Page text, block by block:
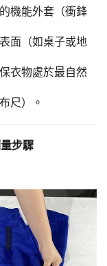
機能外套（衝鋒
面（如桌子或地
衣物處於最自然
尺）。
步驟